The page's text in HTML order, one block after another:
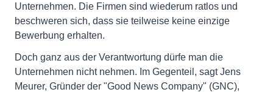
Unternehmen. Die Firmen sind wiederum ratlos und
beschweren sich, dass sie teilweise keine einzige
Bewerbung erhalten.
Doch ganz aus der Verantwortung dürfe man die
Unternehmen nicht nehmen. Im Gegenteil, sagt Jens
Meurer, Gründer der "Good News Company" (GNC),